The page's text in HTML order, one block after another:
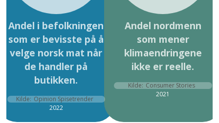
Andel i befolkningen
som er bevisste på å
velge norsk mat når
de handler på
butikken.
Kilde: Opinion Spisetrender
2022
Andel nordmenn
som mener
klimaendringene
ikke er reelle.
Kilde: Consumer Stories
2021